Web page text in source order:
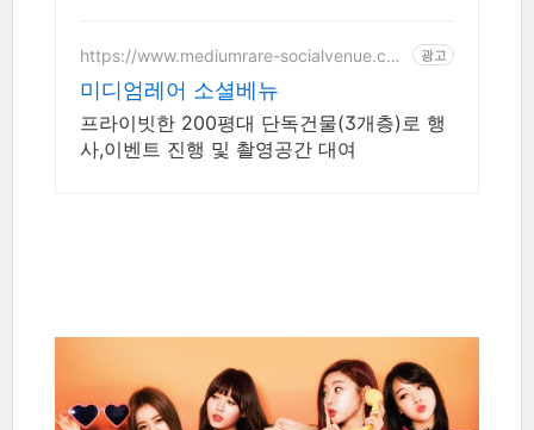
https://www.mediumrare-socialvenue.co
광고
미디엄레어 소셜베뉴
프라이빗한 200평대 단독건물(3개층)로 행
사,이벤트 진행 및 촬영공간 대여